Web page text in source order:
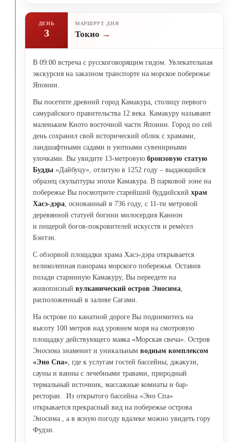
ДЕНЬ
3
МАРШРУТ ДНЯ
Токио
В 09:00 встреча с русскоговорящим гидом. Увлекательная
экскурсия на заказном транспорте на морское побережье
Японии.
Вы посетите древний город Камакура, столицу первого
самурайского правительства 12 века. Камакуру называют
маленьким Киото восточной части Японии. Город по сей
день сохранил свой исторический облик с храмами,
ландшафтными садами и уютными сувенирными
улочками. Вы увидите 13-метровую бронзовую статую
Будды «Дайбуцу», отлитую в 1252 году – выдающийся
образец скульптуры эпохи Камакура. В парковой зоне на
побережье Вы посмотрите старейший буддийский храм
Хасэ-дэра , основанный в 736 году, с 11-ти метровой
деревянной статуей богини милосердия Каннон
и пещерой богов-покровителей искусств и ремёсел
Бэнтэн.
С обзорной площадки храма Хасэ-дэра открывается
великолепная панорама морского побережья. Оставив
позади старинную Камакуру, Вы переедете на
живописный вулканический остров Эносима
расположенный в заливе Сагами.
На острове по канатной дороге Вы поднимитесь на
высоту 100 метров над уровнем моря на смотровую
площадку действующего маяка «Морская свеча». Остров
Эносима знаменит и уникальным водным комплексом
«Эно Спа» , где к услугам гостей бассейны, джакузи,
сауны и ванны с лечебными травами, природный
термальный источник, массажные комнаты и бар-
ресторан. Из открытого бассейна «Эно Спа»
открывается прекрасный вид на побережье острова
Эносима , а в ясную погоду вдалеке можно увидеть гору
Фудзи.